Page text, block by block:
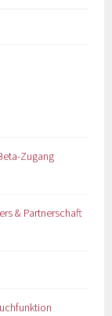
Zugang
& Partnerschaft